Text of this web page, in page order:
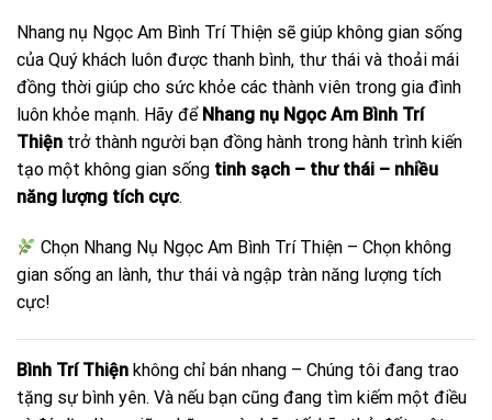
Nhang nụ Ngọc Am Bình Trí Thiện sẽ giúp không gian sống
của Quý khách luôn được thanh bình, thư thái và thoải mái
đồng thời giúp cho sức khỏe các thành viên trong gia đình
luôn khỏe mạnh. Hãy để Nhang nụ Ngọc Am Bình Trí
Thiện trở thành người bạn đồng hành trong hành trình kiến
tạo một không gian sống tinh sạch – thư thái – nhiều
năng lượng tích cực.
Chọn Nhang Nụ Ngọc Am Bình Trí Thiện – Chọn không
gian sống an lành, thư thái và ngập tràn năng lượng tích
cực!
Bình Trí Thiện không chỉ bán nhang – Chúng tôi đang trao
tặng sự bình yên. Và nếu bạn cũng đang tìm kiếm một điều